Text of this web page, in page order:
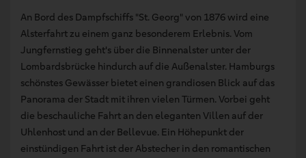
An Bord des Dampfschiffs "St. Georg" von 1876 wird eine
Alsterfahrt zu einem ganz besonderem Erlebnis. Vom
Jungfernstieg geht's über die Binnenalster unter der
Lombardsbrücke hindurch auf die Außenalster. Hamburgs
schönstes Gewässer bietet einen grandiosen Blick auf das
Panorama der Stadt mit ihren vielen Türmen. Vorbei geht
die beschauliche Fahrt an den eleganten Villen auf der
Uhlenhost und an der Bellevue. Ein Höhepunkt der
einstündigen Fahrt ist der Abstecher in den romantischen